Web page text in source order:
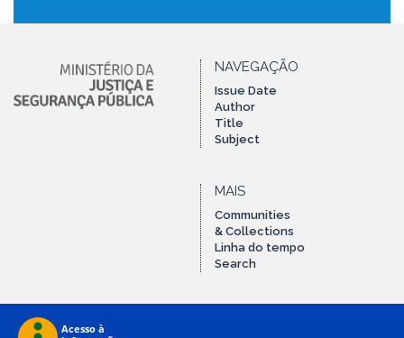
NAVEGAÇÃO
Issue Date
Author
Title
Subject
MAIS
Communities
& Collections
Linha do tempo
Search